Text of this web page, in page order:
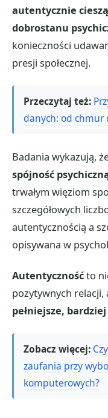
autentycznie
dobrostanu
konieczności
presji społecznej.
Przeczytaj też:
danych: od chmur
Badania wykazują,
spójność
trwałym więziom
szczegółowych
autentycznością a
opisywana w
Autentycznośćto
pozytywnych relacji,
pełniejsze,
Zobacz więcej:
zaufania przy
komputerowych?